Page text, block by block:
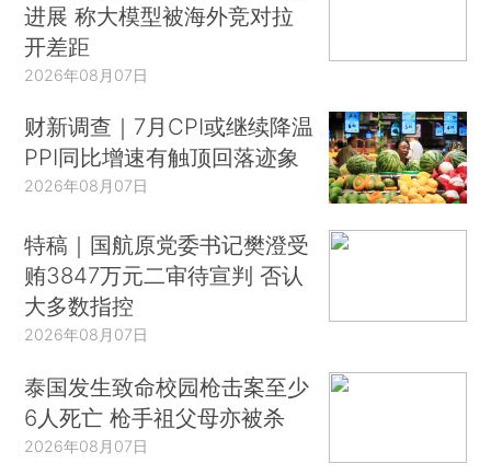
进展 称大模型被海外竞对拉
开差距
2026年08月07日
财新调查｜7月CPI或继续降温
PPI同比增速有触顶回落迹象
2026年08月07日
特稿｜国航原党委书记樊澄受
贿3847万元二审待宣判 否认
大多数指控
2026年08月07日
泰国发生致命校园枪击案至少
6人死亡 枪手祖父母亦被杀
2026年08月07日